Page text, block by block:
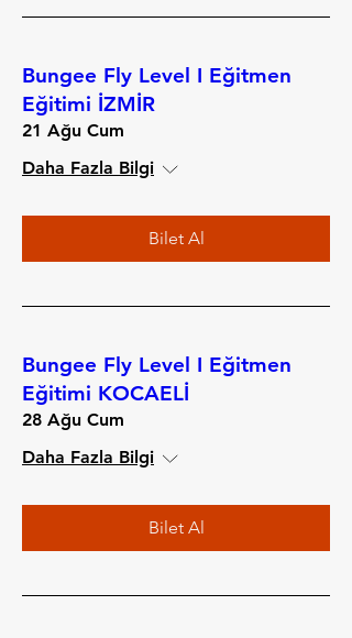
Bungee Fly Level I Eğitmen
Eğitimi İZMİR
21 Ağu Cum
Daha Fazla Bilgi
Bilet Al
Bungee Fly Level I Eğitmen
Eğitimi KOCAELİ
28 Ağu Cum
Daha Fazla Bilgi
Bilet Al